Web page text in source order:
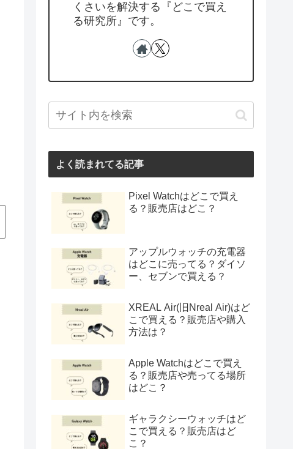
くさいを解決する『どこで買え
る研究所』です。
よく読まれてる記事
Pixel Watchはどこで買え
る？販売店はどこ？
アップルウォッチの充電器
はどこに売ってる？ダイソ
ー、セブンで買える？
XREAL Air(旧Nreal Air)はど
こで買える？販売店や購入
方法は？
Apple Watchはどこで買え
る？販売店や売ってる場所
はどこ？
ギャラクシーウォッチはど
こで買える？販売店はど
こ？